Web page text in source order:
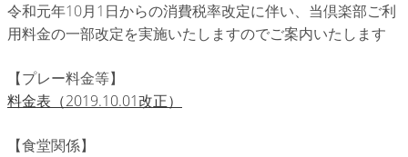
令和元年10月1日からの消費税率改定に伴い、当倶楽部ご利
用料金の一部改定を実施いたしますのでご案内いたします
【プレー料金等】
料金表（2019.10.01改正）
【食堂関係】